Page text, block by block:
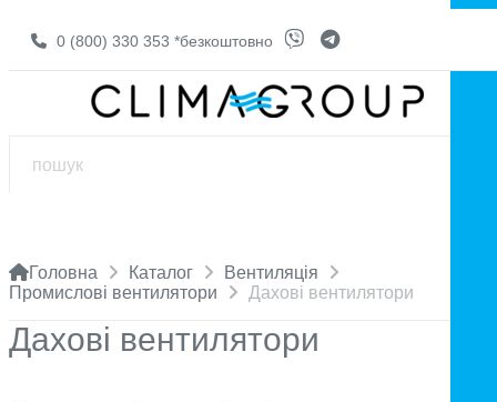
0 (800) 330 353 *безкоштовно
Головна Каталог
Вентиляція
Промислові вентилятори
Дахові вентилятори
Дахові вентилятори